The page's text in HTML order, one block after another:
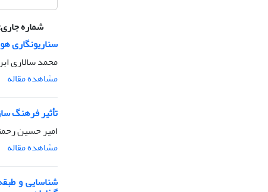
شماره
سناریونگاری
محمد سالاری
مشاهده مقاله
تأثیر فرهنگ
امیر حسین
مشاهده مقاله
شناسایی و